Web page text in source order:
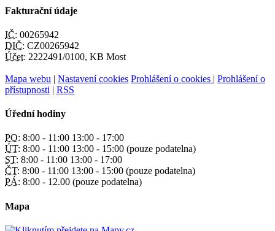
Fakturační údaje
IČ: 00265942
DIČ: CZ00265942
Účet: 2222491/0100, KB Most
Mapa webu | Nastavení cookies Prohlášení o cookies | Prohlášení o
přístupnosti | RSS
Úřední hodiny
PO: 8:00 - 11:00 13:00 - 17:00
ÚT: 8:00 - 11:00 13:00 - 15:00 (pouze podatelna)
ST: 8:00 - 11:00 13:00 - 17:00
ČT: 8:00 - 11:00 13:00 - 15:00 (pouze podatelna)
PÁ: 8:00 - 12.00 (pouze podatelna)
Mapa